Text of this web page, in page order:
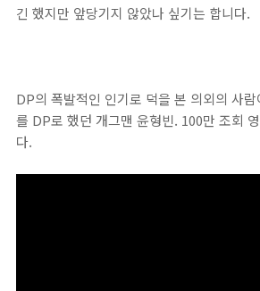
긴 했지만 앞당기지 않았나 싶기는 합니다.
DP의 폭발적인 인기로 덕을 본 의외의 사
를 DP로 했던 개그맨 윤형빈. 100만 조회
다.